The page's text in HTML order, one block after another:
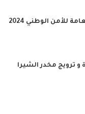
للأمن الوطني 2024
مخدر الشيرا